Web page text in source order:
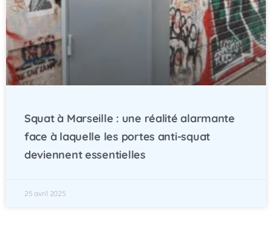
Squat à Marseille : une réalité alarmante
face à laquelle les portes anti-squat
deviennent essentielles
25 avril 2025